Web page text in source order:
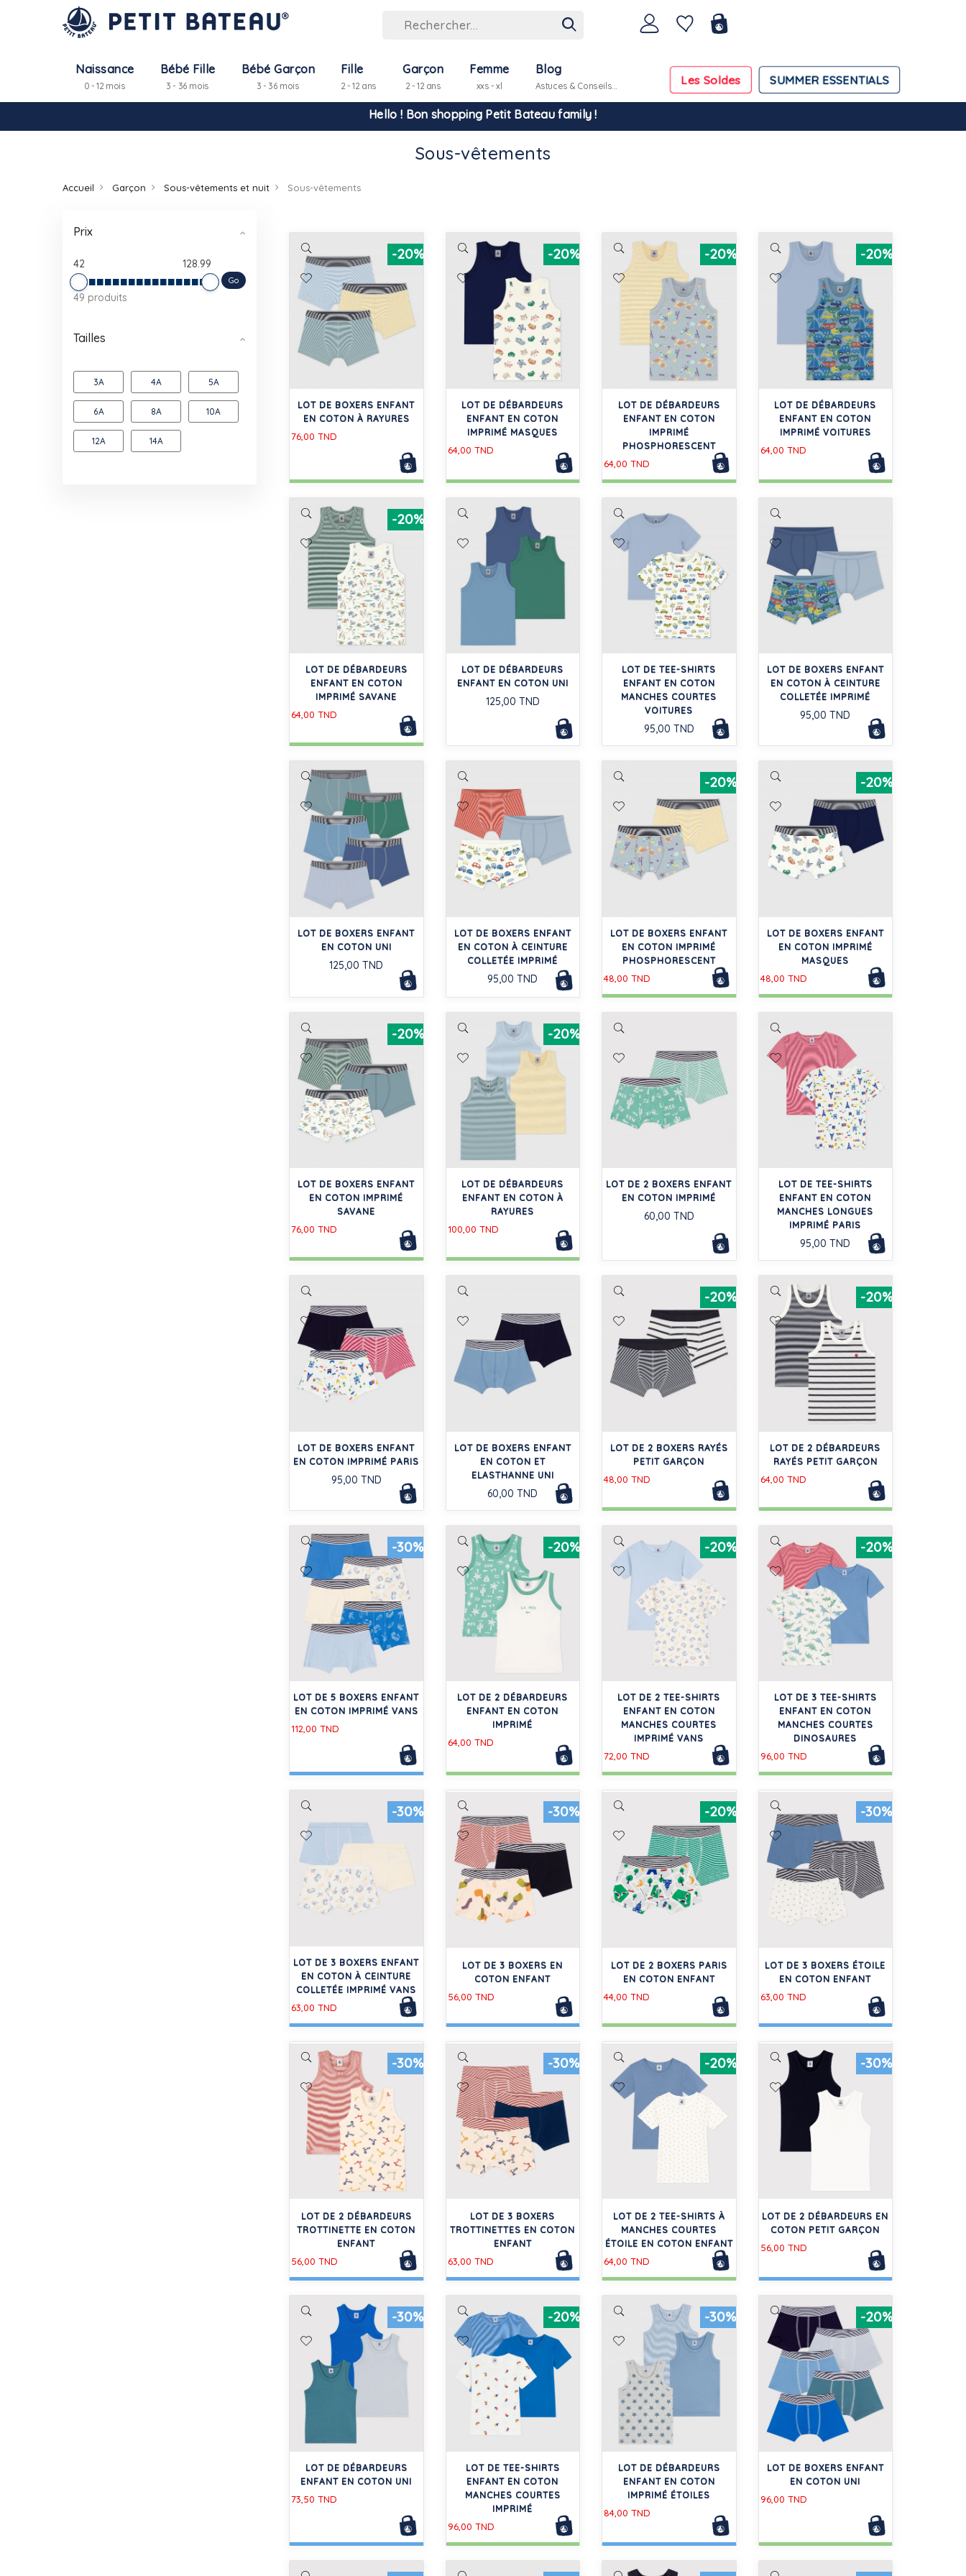
Naissance
0 - 12 mois
Bébé Fille
3 - 36 mois
Bébé Garçon
3 - 36 mois
Fille
2 - 12 ans
Garçon
2 - 12 ans
Femme
xxs - xl SUMMER ESSENTIALS
Les Soldes
Blog
Astuces & Conseils...
Hello ! Bon shopping Petit Bateau family !
Sous-vêtements
Accueil Garçon Sous-vêtements et nuit Sous-vêtements
-20%
LOT DE BOXERS ENFANT
EN COTON À RAYURES
76,00 TND
-20%
LOT DE DÉBARDEURS
ENFANT EN COTON
IMPRIMÉ MASQUES
64,00 TND
-20%
LOT DE DÉBARDEURS
ENFANT EN COTON
IMPRIMÉ
PHOSPHORESCENT
64,00 TND
-20%
LOT DE DÉBARDEURS
ENFANT EN COTON
IMPRIMÉ VOITURES
64,00 TND
-20%
LOT DE DÉBARDEURS
ENFANT EN COTON
IMPRIMÉ SAVANE
64,00 TND
LOT DE DÉBARDEURS
ENFANT EN COTON UNI
125,00 TND
LOT DE TEE-SHIRTS
ENFANT EN COTON
MANCHES COURTES
VOITURES
95,00 TND
LOT DE BOXERS ENFANT
EN COTON À CEINTURE
COLLETÉE IMPRIMÉ
95,00 TND
LOT DE BOXERS ENFANT
EN COTON UNI
125,00 TND
LOT DE BOXERS ENFANT
EN COTON À CEINTURE
COLLETÉE IMPRIMÉ
95,00 TND
-20%
LOT DE BOXERS ENFANT
EN COTON IMPRIMÉ
PHOSPHORESCENT
48,00 TND
-20%
LOT DE BOXERS ENFANT
EN COTON IMPRIMÉ
MASQUES
48,00 TND
-20%
LOT DE BOXERS ENFANT
EN COTON IMPRIMÉ
SAVANE
76,00 TND
-20%
LOT DE DÉBARDEURS
ENFANT EN COTON À
RAYURES
100,00 TND
LOT DE 2 BOXERS ENFANT
EN COTON IMPRIMÉ
60,00 TND
LOT DE TEE-SHIRTS
ENFANT EN COTON
MANCHES LONGUES
IMPRIMÉ PARIS
95,00 TND
LOT DE BOXERS ENFANT
EN COTON IMPRIMÉ PARIS
95,00 TND
LOT DE BOXERS ENFANT
EN COTON ET
ELASTHANNE UNI
60,00 TND
-20%
LOT DE 2 BOXERS RAYÉS
PETIT GARÇON
48,00 TND
-20%
LOT DE 2 DÉBARDEURS
RAYÉS PETIT GARÇON
64,00 TND
-30%
LOT DE 5 BOXERS ENFANT
EN COTON IMPRIMÉ VANS
112,00 TND
-20%
LOT DE 2 DÉBARDEURS
ENFANT EN COTON
IMPRIMÉ
64,00 TND
-20%
LOT DE 2 TEE-SHIRTS
ENFANT EN COTON
MANCHES COURTES
IMPRIMÉ VANS
72,00 TND
-20%
LOT DE 3 TEE-SHIRTS
ENFANT EN COTON
MANCHES COURTES
DINOSAURES
96,00 TND
-30%
LOT DE 3 BOXERS ENFANT
EN COTON À CEINTURE
COLLETÉE IMPRIMÉ VANS
63,00 TND
-30%
LOT DE 3 BOXERS EN
COTON ENFANT
56,00 TND
-20%
LOT DE 2 BOXERS PARIS
EN COTON ENFANT
44,00 TND
-30%
LOT DE 3 BOXERS ÉTOILE
EN COTON ENFANT
63,00 TND
-30%
LOT DE 2 DÉBARDEURS
TROTTINETTE EN COTON
ENFANT
56,00 TND
-30%
LOT DE 3 BOXERS
TROTTINETTES EN COTON
ENFANT
63,00 TND
-20%
LOT DE 2 TEE-SHIRTS À
MANCHES COURTES
ÉTOILE EN COTON ENFANT
64,00 TND
-30%
LOT DE 2 DÉBARDEURS EN
COTON PETIT GARÇON
56,00 TND
-30%
LOT DE DÉBARDEURS
ENFANT EN COTON UNI
73,50 TND
-20%
LOT DE TEE-SHIRTS
ENFANT EN COTON
MANCHES COURTES
IMPRIMÉ
96,00 TND
-30%
LOT DE DÉBARDEURS
ENFANT EN COTON
IMPRIMÉ ÉTOILES
84,00 TND
-20%
LOT DE BOXERS ENFANT
EN COTON UNI
96,00 TND
Prix
42 128.99
Go
49 produits
Tailles
3A 4A 5A
6A 8A 10A
12A 14A